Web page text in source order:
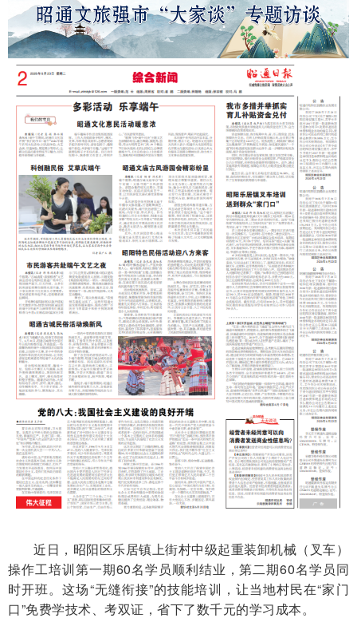
近日，昭阳区乐居镇上街村中级起重装卸机械（叉车）
操作工培训第一期60名学员顺利结业，第二期60名学员同
时开班。这场“无缝衔接”的技能培训，让当地村民在“家门
口”免费学技术、考双证，省下了数千元的学习成本。